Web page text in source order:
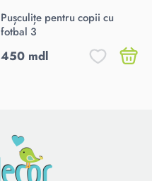
Pușculițe pentru copii cu
fotbal 3
450 mdl